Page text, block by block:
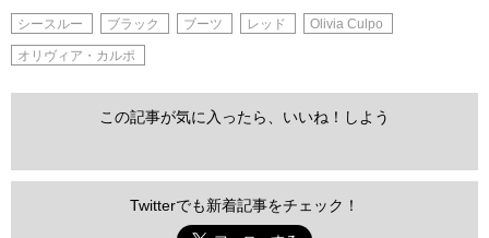
シースルー ブラック ブーツ レッド Olivia Culpo
オリヴィア・カルポ
この記事が気に入ったら、いいね！しよう
Twitterでも新着記事をチェック！